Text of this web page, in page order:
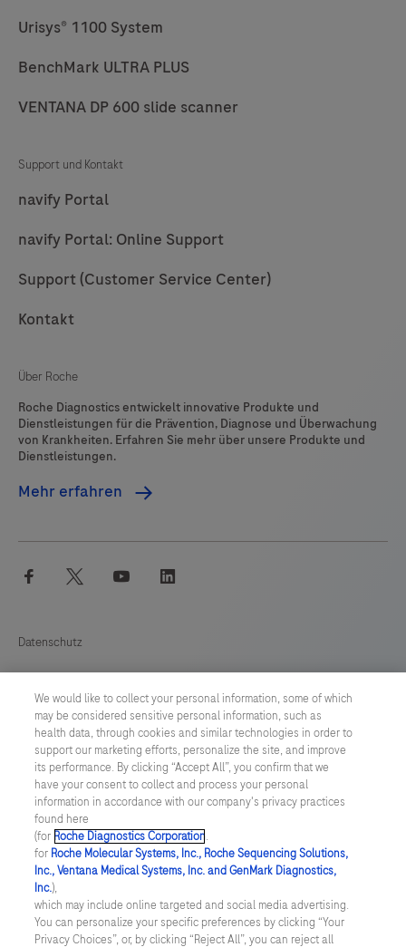
Urisys® 1100 System
BenchMark ULTRA PLUS
VENTANA DP 600 slide scanner
Support und Kontakt
navify Portal
navify Portal: Online Support
Support (Customer Service Center)
Kontakt
Über Roche
Roche Diagnostics entwickelt innovative Produkte und
Dienstleistungen für die Prävention, Diagnose und Überwachung
von Krankheiten. Erfahren Sie mehr über unsere Produkte und
Dienstleistungen.
Mehr erfahren
facebook twitter youtube
Datenschutz
Allgemeine Geschäftsbedingungen
SWITZERLAND / Deutsch
© 2026 F. Hoffmann-La Roche Ltd
zuletzt aktualisiert 09.08.2026
Diese Website enthält Informationen über Produkte, die für ein
breites Spektrum von Zielgruppen bestimmt sind und
Produktdetails oder Informationen enthalten könnten, die in Ihrem
Land sonst nicht zugänglich oder gültig sind. Bitte beachten Sie,
We would like to collect your personal information, some of which
may be considered sensitive personal information, such as
health data, through cookies and similar technologies in order to
support our marketing efforts, personalize the site, and improve
its performance. By clicking “Accept All”, you confirm that we
have your consent to collect and process your personal
information in accordance with our company's privacy practices
found here
(for Roche Diagnostics Corporation.
for Roche Molecular Systems, Inc., Roche Sequencing Solutions,
Inc., Ventana Medical Systems, Inc. and GenMark Diagnostics,
Inc.),
which may include online targeted and social media advertising.
You can personalize your specific preferences by clicking “Your
Privacy Choices”, or, by clicking “Reject All”, you can reject all